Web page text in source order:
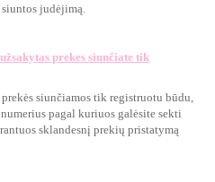
siuntos judėjimą.
prekes siunčiate tik
siunčiamos tik registruotu būdu,
pagal kuriuos galėsite sekti
sklandesnį prekių pristatymą